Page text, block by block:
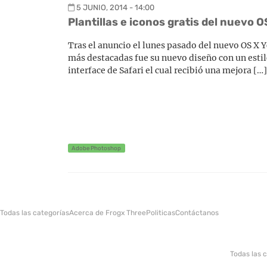
5 JUNIO, 2014 - 14:00
Plantillas e iconos gratis del nuevo
Tras el anuncio el lunes pasado del nuevo OS X
más destacadas fue su nuevo diseño con un
interface de Safari el cual recibió una mejora […]
Adobe Photoshop
Todas las categoríasAcerca de Frogx ThreePoliticasContáctanos
Todas las